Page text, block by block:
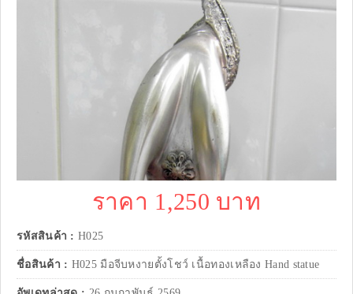
ราคา 1,250 บาท
รหัสสินค้า : H025
ชื่อสินค้า : H025 มือจีบหงายตั้งโชว์ เนื้อทองเหลือง Hand statue